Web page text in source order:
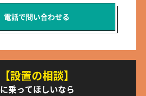
電話で問い合わせる
【設置の相談】
に乗ってほしいなら